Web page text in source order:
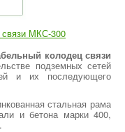
МКС-300
колодец связи
подземных сетей
и их последующего
стальная рама
и бетона марки 400,